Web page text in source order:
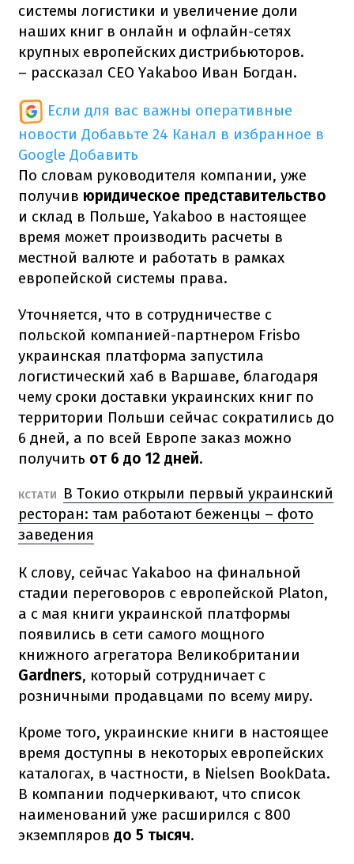
системы логистики и увеличение доли
наших книг в онлайн и офлайн-сетях
крупных европейских дистрибьюторов.
– рассказал СЕО Yakaboo Иван Богдан.
Если для вас важны оперативные
новости Добавьте 24 Канал в избранное в
Google Добавить
По словам руководителя компании, уже
получив юридическое представительство
и склад в Польше, Yakaboo в настоящее
время может производить расчеты в
местной валюте и работать в рамках
европейской системы права.
Уточняется, что в сотрудничестве с
польской компанией-партнером Frisbo
украинская платформа запустила
логистический хаб в Варшаве, благодаря
чему сроки доставки украинских книг по
территории Польши сейчас сократились до
6 дней, а по всей Европе заказ можно
получить от 6 до 12 дней.
КСТАТИ
В Токио открыли первый украинский
ресторан: там работают беженцы – фото
заведения
К слову, сейчас Yakaboo на финальной
стадии переговоров с европейской Platon,
а с мая книги украинской платформы
появились в сети самого мощного
книжного агрегатора Великобритании
Gardners, который сотрудничает с
розничными продавцами по всему миру.
Кроме того, украинские книги в настоящее
время доступны в некоторых европейских
каталогах, в частности, в Nielsen BookData.
В компании подчеркивают, что список
наименований уже расширился с 800
экземпляров до 5 тысяч.